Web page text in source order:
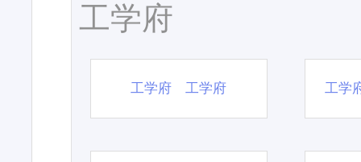
工学府
工学府 工学府 工学